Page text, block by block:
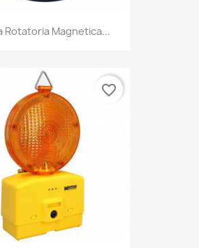
Rotatoria Magnetica...
favorite_border